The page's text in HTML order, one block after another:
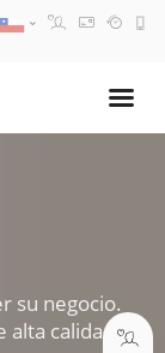
su negocio.
alta calidad.